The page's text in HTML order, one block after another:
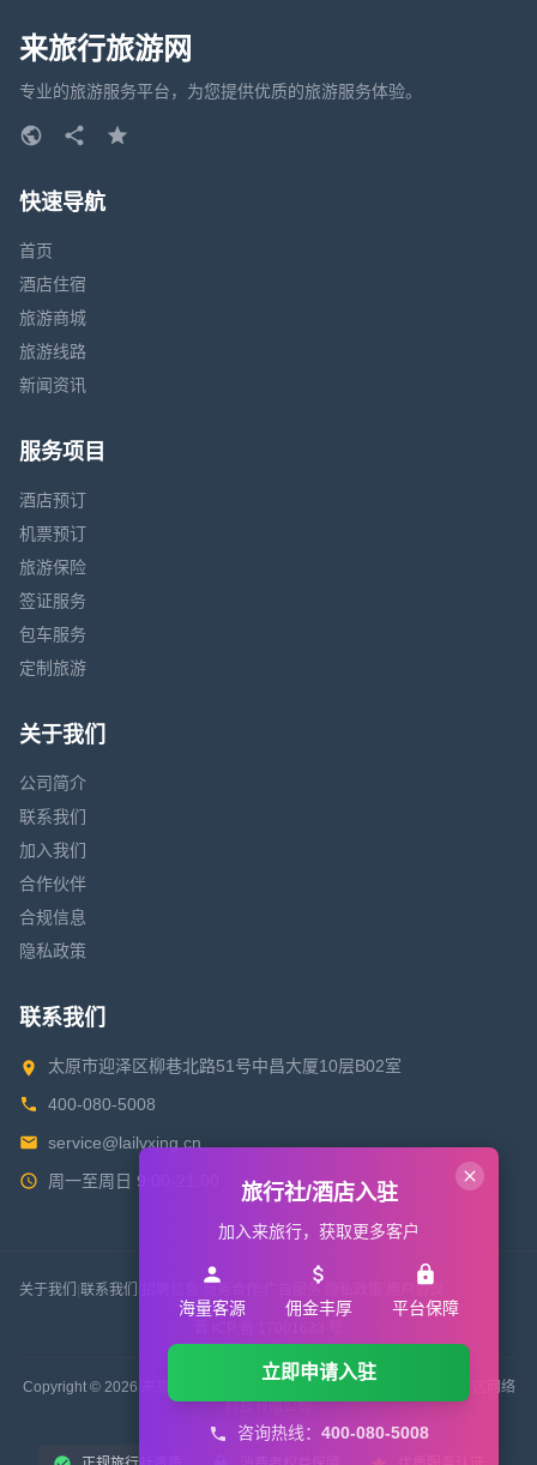
来旅行旅游网
专业的旅游服务平台，为您提供优质的旅游服务体验。
快速导航
首页
酒店住宿
旅游商城
旅游线路
新闻资讯
服务项目
酒店预订
机票预订
旅游保险
签证服务
包车服务
定制旅游
关于我们
公司简介
联系我们
加入我们
合作伙伴
合规信息
隐私政策
联系我们
太原市迎泽区柳巷北路51号中昌大厦10层B02室
400-080-5008
service@lailvxing.cn
周一至周日 9:00-21:00
关于我们 联系我们 用户协议
Copyright © 2026 来旅行旅游网 All Rights Reserved. 版权所有 山西来这网络
科技有限公司
旅行社/酒店入驻
加入来旅行，获取更多客户
海量客源 佣金丰厚 平台保障
立即申请入驻
咨询热线： 400-080-5008